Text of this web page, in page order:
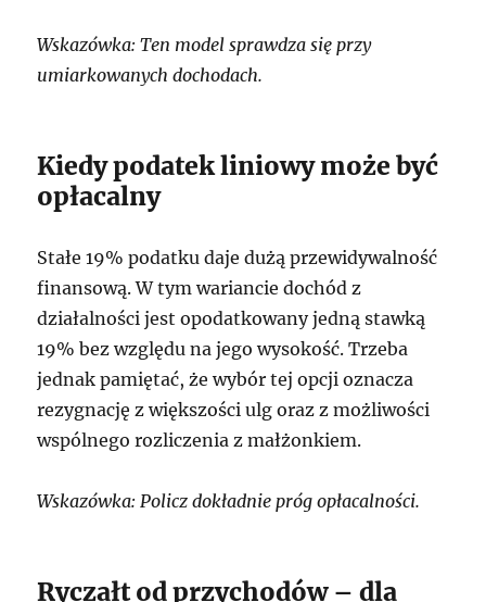
Wskazówka: Ten model sprawdza się przy
umiarkowanych dochodach.
Kiedy podatek liniowy może być
opłacalny
Stałe 19% podatku daje dużą przewidywalność
finansową. W tym wariancie dochód z
działalności jest opodatkowany jedną stawką
19% bez względu na jego wysokość. Trzeba
jednak pamiętać, że wybór tej opcji oznacza
rezygnację z większości ulg oraz z możliwości
wspólnego rozliczenia z małżonkiem.
Wskazówka: Policz dokładnie próg opłacalności.
Ryczałt od przychodów – dla